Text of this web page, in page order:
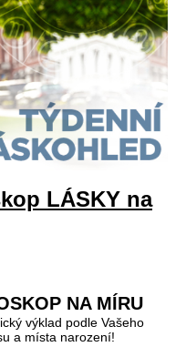
LÁSKY na
NA MÍRU
výklad podle Vašeho
a místa narození!